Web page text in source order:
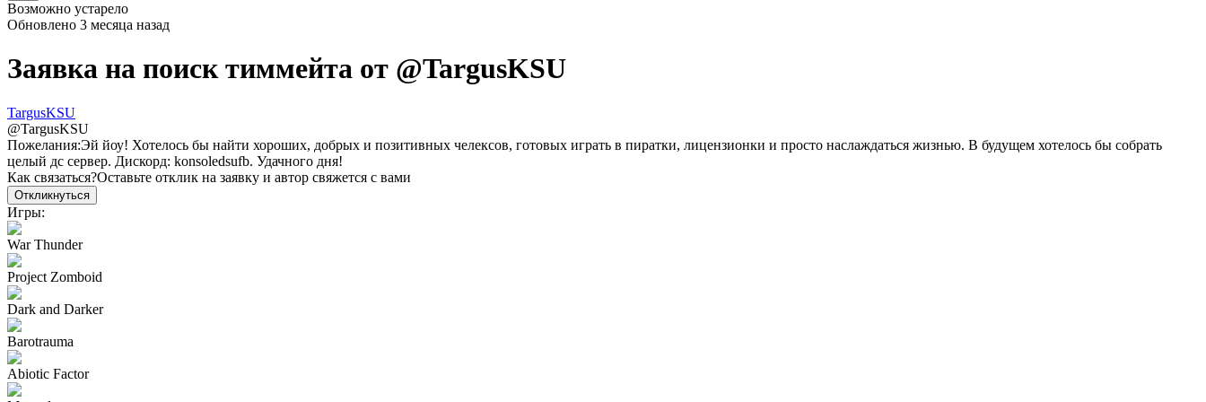
Возможно устарело
Обновлено 3 месяца назад
Заявка на поиск тиммейта от @TargusKSU
TargusKSU
@TargusKSU
Пожелания:Эй йоу! Хотелось бы найти хороших, добрых и позитивных челексов, готовых играть в пиратки, лицензионки и просто наслаждаться жизнью. В будущем хотелось бы собрать
целый дс сервер. Дискорд: konsoledsufb. Удачного дня!
Как связаться?Оставьте отклик на заявку и автор свяжется с вами
Откликнуться
Игры:
War Thunder
Project Zomboid
Dark and Darker
Barotrauma
Abiotic Factor